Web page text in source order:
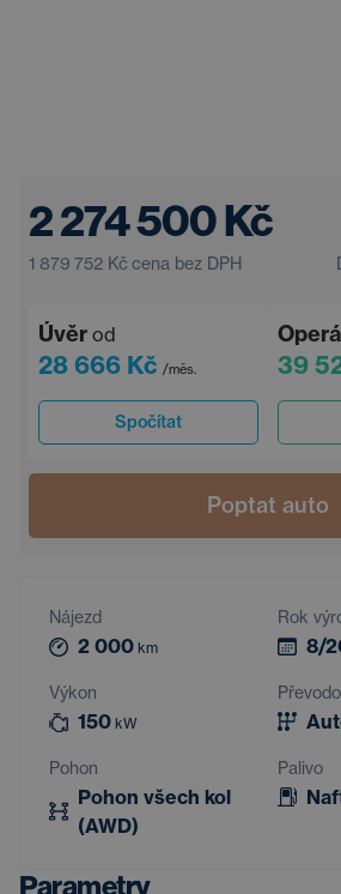
2 274 500 Kč
1 879 752 Kč cena bez DPH
Úvěr od
28 666 Kč /měs.
Spočítat
39
Poptat auto
Nájezd
2 000 km
Rok
8/
Výkon
150 kW
Pohon
Pohon všech kol
(AWD)
Palivo
Parametry